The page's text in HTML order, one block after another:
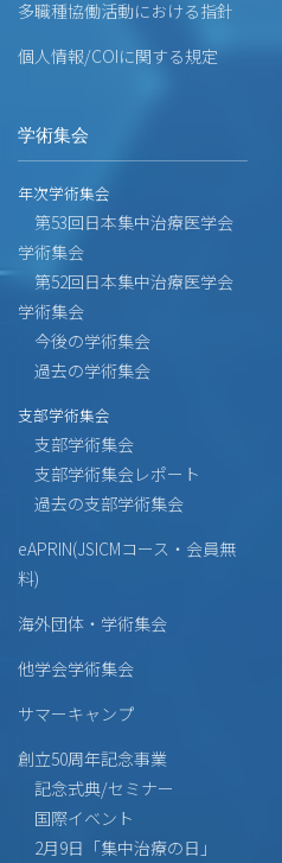
多職種協働活動における指針
個人情報/COIに関する規定
学術集会
年次学術集会
第53回日本集中治療医学会
学術集会
第52回日本集中治療医学会
学術集会
今後の学術集会
過去の学術集会
支部学術集会
支部学術集会
支部学術集会レポート
過去の支部学術集会
eAPRIN(JSICMコース・会員無
料)
海外団体・学術集会
他学会学術集会
サマーキャンプ
創立50周年記念事業
記念式典/セミナー
国際イベント
2月9日「集中治療の日」